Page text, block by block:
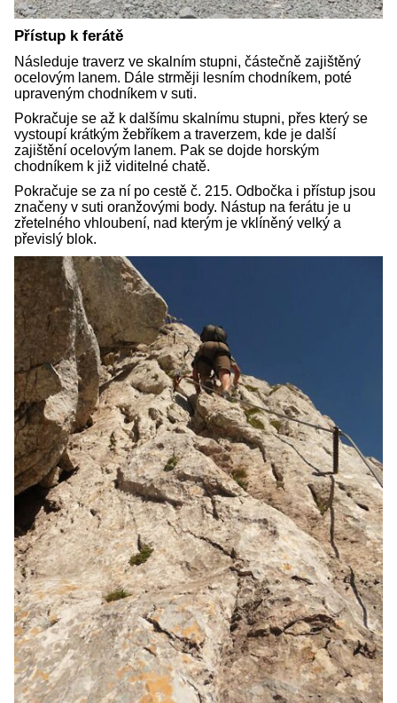
Přístup k ferátě
Následuje traverz ve skalním stupni, částečně zajištěný
ocelovým lanem. Dále strměji lesním chodníkem, poté
upraveným chodníkem v suti.
Pokračuje se až k dalšímu skalnímu stupni, přes který se
vystoupí krátkým žebříkem a traverzem, kde je další
zajištění ocelovým lanem. Pak se dojde horským
chodníkem k již viditelné chatě.
Pokračuje se za ní po cestě č. 215. Odbočka i přístup jsou
značeny v suti oranžovými body. Nástup na ferátu je u
zřetelného vhloubení, nad kterým je vklíněný velký a
převislý blok.